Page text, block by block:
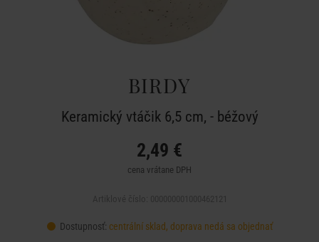
BIRDY
Keramický vtáčik 6,5 cm, - béžový
2,49 €
cena vrátane DPH
Dostupnosť: centrální sklad, doprava nedá sa objednať